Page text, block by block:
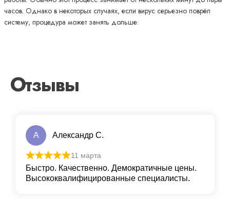
часов. Однако в некоторых случаях, если вирус серьезно поврёл
систему, процедура может занять дольше.
Отзывы
А Александр С.
11 марта
Быстро. Качественно. Демократичные цены.
Высококвалифицированные специалисты.